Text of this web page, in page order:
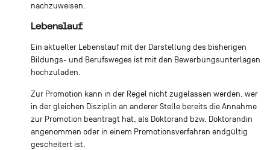
nachzuweisen.
Lebenslauf
Ein aktueller Lebenslauf mit der Darstellung des bisherigen
Bildungs- und Berufsweges ist mit den Bewerbungsunterlagen
hochzuladen.
Zur Promotion kann in der Regel nicht zugelassen werden, wer
in der gleichen Disziplin an anderer Stelle bereits die Annahme
zur Promotion beantragt hat, als Doktorand bzw. Doktorandin
angenommen oder in einem Promotionsverfahren endgültig
gescheitert ist.